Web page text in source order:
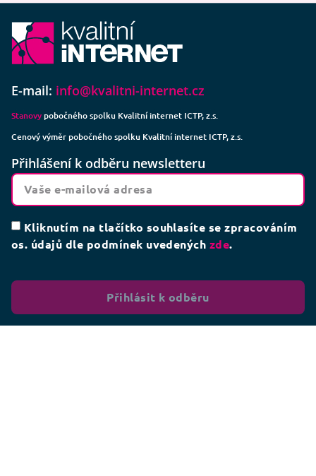
E-mail: info@kvalitni-internet.cz
Stanovy pobočného spolku Kvalitní internet ICTP, z.s.
Cenový výměr pobočného spolku Kvalitní internet ICTP, z.s.
Přihlášení k odběru newsletteru
Kliknutím na tlačítko souhlasíte se zpracováním
os. údajů dle podmínek uvedených zde.
Přihlásit k odběru